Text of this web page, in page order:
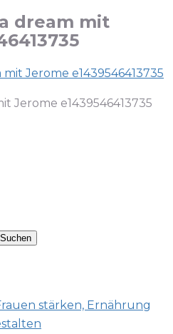
dream mit
Jerome e1439546413735
stärken, Ernährung